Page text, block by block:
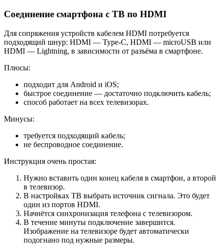
Соединение смартфона с ТВ по HDMI
Для сопряжения устройств кабелем HDMI потребуется
подходящий шнур: HDMI — Type-C, HDMI — microUSB или
HDMI — Lightning, в зависимости от разъёма в смартфоне.
Плюсы:
подходит для Android и iOS;
быстрое соединение — достаточно подключить кабель;
способ работает на всех телевизорах.
Минусы:
требуется подходящий кабель;
не беспроводное соединение.
Инструкция очень простая:
Нужно вставить один конец кабеля в смартфон, а второй
в телевизор.
В настройках ТВ выбрать источник сигнала. Это будет
один из портов HDMI.
Начнётся синхронизация телефона с телевизором.
В течение минуты подключение завершится.
Изображение на телевизоре будет автоматически
подогнано под нужные размеры.